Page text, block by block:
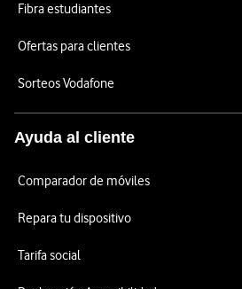
Fibra estudiantes
Ofertas para clientes
Sorteos Vodafone
Ayuda al cliente
Comparador de móviles
Repara tu dispositivo
Tarifa social